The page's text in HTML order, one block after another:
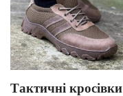
Тактичні кросівки